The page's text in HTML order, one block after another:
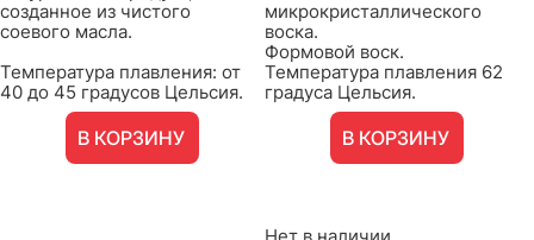
созданное из чистого
соевого масла.
Температура плавления: от
40 до 45 градусов Цельсия.
В КОРЗИНУ
микрокристаллического
воска.
Формовой воск.
Температура плавления 62
градуса Цельсия.
В КОРЗИНУ